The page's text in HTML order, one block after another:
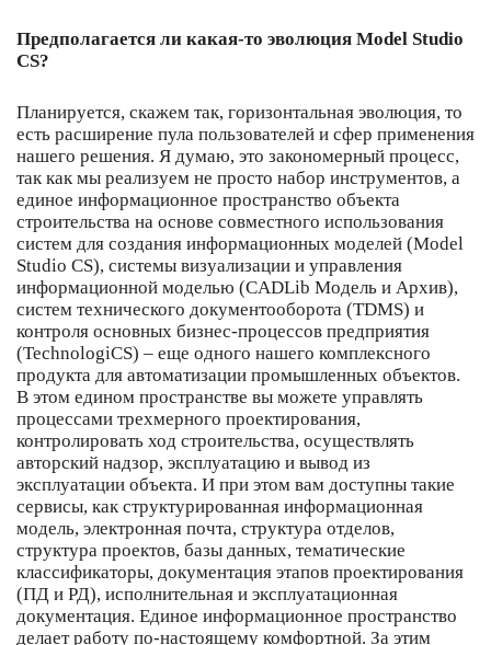
Предполагается ли какая-то эволюция Model Studio
CS?
Планируется, скажем так, горизонтальная эволюция, то
есть расширение пула пользователей и сфер применения
нашего решения. Я думаю, это закономерный процесс,
так как мы реализуем не просто набор инструментов, а
единое информационное пространство объекта
строительства на основе совместного использования
систем для создания информационных моделей (Model
Studio CS), системы визуализации и управления
информационной моделью (CADLib Модель и Архив),
систем технического документооборота (TDMS) и
контроля основных бизнес-процессов предприятия
(TechnologiCS) – еще одного нашего комплексного
продукта для автоматизации промышленных объектов.
В этом едином пространстве вы можете управлять
процессами трехмерного проектирования,
контролировать ход строительства, осуществлять
авторский надзор, эксплуатацию и вывод из
эксплуатации объекта. И при этом вам доступны такие
сервисы, как структурированная информационная
модель, электронная почта, структура отделов,
структура проектов, базы данных, тематические
классификаторы, документация этапов проектирования
(ПД и РД), исполнительная и эксплуатационная
документация. Единое информационное пространство
делает работу по-настоящему комфортной. За этим